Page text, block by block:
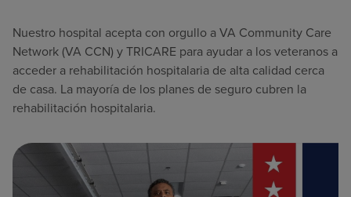
Nuestro hospital acepta con orgullo a VA Community Care
Network (VA CCN) y TRICARE para ayudar a los veteranos a
acceder a rehabilitación hospitalaria de alta calidad cerca
de casa. La mayoría de los planes de seguro cubren la
rehabilitación hospitalaria.